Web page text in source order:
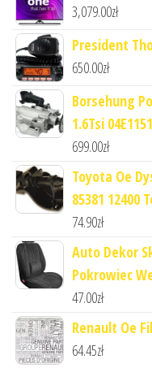
3,079.00zł
President
650.00zł
Borsehung
1.6Tsi
699.00zł
Toyota Oe
85381 12400
74.90zł
Auto Dekor
Pokrowiec
47.00zł
Renault Oe
64.45zł